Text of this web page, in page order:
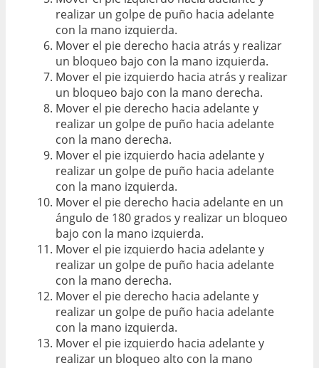
realizar un golpe de puño hacia adelante
con la mano izquierda.
Mover el pie derecho hacia atrás y realizar
un bloqueo bajo con la mano izquierda.
Mover el pie izquierdo hacia atrás y realizar
un bloqueo bajo con la mano derecha.
Mover el pie derecho hacia adelante y
realizar un golpe de puño hacia adelante
con la mano derecha.
Mover el pie izquierdo hacia adelante y
realizar un golpe de puño hacia adelante
con la mano izquierda.
Mover el pie derecho hacia adelante en un
ángulo de 180 grados y realizar un bloqueo
bajo con la mano izquierda.
Mover el pie izquierdo hacia adelante y
realizar un golpe de puño hacia adelante
con la mano derecha.
Mover el pie derecho hacia adelante y
realizar un golpe de puño hacia adelante
con la mano izquierda.
Mover el pie izquierdo hacia adelante y
realizar un bloqueo alto con la mano